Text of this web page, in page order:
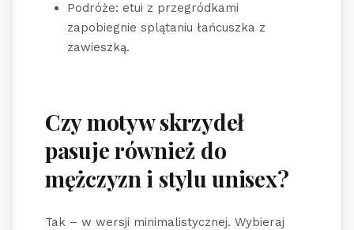
Podróże: etui z przegródkami
zapobiegnie splątaniu łańcuszka z
zawieszką.
Czy motyw skrzydeł
pasuje również do
mężczyzn i stylu unisex?
Tak – w wersji minimalistycznej. Wybieraj